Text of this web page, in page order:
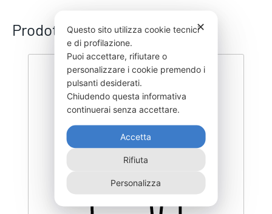
Prodotti correlati ✕
Questo sito utilizza cookie tecnici
e di profilazione.
Puoi accettare, rifiutare o
personalizzare i cookie premendo i
pulsanti desiderati.
Chiudendo questa informativa
continuerai senza accettare.
Accetta
Rifiuta
Personalizza